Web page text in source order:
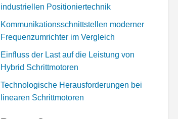
industriellen Positioniertechnik
Kommunikationsschnittstellen moderner
Frequenzumrichter im Vergleich
Einfluss der Last auf die Leistung von
Hybrid Schrittmotoren
Technologische Herausforderungen bei
linearen Schrittmotoren